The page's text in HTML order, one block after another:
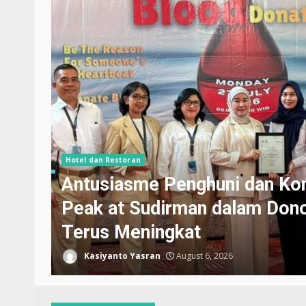
Hotel dan Restoran
Antusiasme Penghuni dan
Peak at Sudirman dalam
Terus Meningkat
Kasiyanto Yasran August 6, 2026